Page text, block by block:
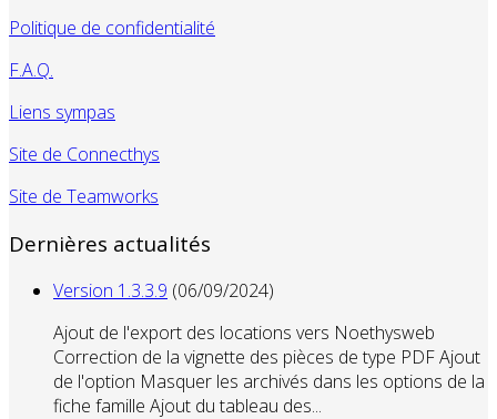
Politique de confidentialité
F.A.Q.
Liens sympas
Site de Connecthys
Site de Teamworks
Dernières actualités
Version 1.3.3.9 (06/09/2024)
Ajout de l'export des locations vers Noethysweb
Correction de la vignette des pièces de type PDF Ajout
de l'option Masquer les archivés dans les options de la
fiche famille Ajout du tableau des...